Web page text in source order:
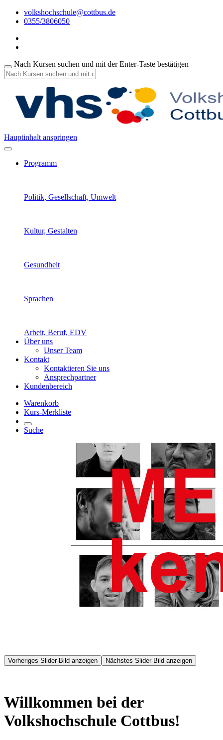
volkshochschule@cottbus.de
0355/3806050
Nach Kursen suchen und mit der Enter-Taste bestätigen
Hauptinhalt anspringen
Programm
Politik, Gesellschaft, Umwelt
Kultur, Gestalten
Gesundheit
Sprachen
Arbeit, Beruf, EDV
Über uns
Unser Team
Kontakt
Kontaktieren Sie uns
Ansprechpartner
Kundenbereich
Warenkorb
Kurs-Merkliste
Suche
Vorheriges Slider-Bild anzeigen Nächstes Slider-Bild anzeigen
Willkommen bei der
Volkshochschule Cottbus!